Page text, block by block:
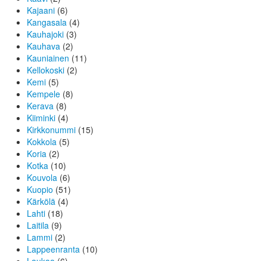
Kajaani (6)
Kangasala (4)
Kauhajoki (3)
Kauhava (2)
Kauniainen (11)
Kellokoski (2)
Kemi (5)
Kempele (8)
Kerava (8)
Kiiminki (4)
Kirkkonummi (15)
Kokkola (5)
Koria (2)
Kotka (10)
Kouvola (6)
Kuopio (51)
Kärkölä (4)
Lahti (18)
Laitila (9)
Lammi (2)
Lappeenranta (10)